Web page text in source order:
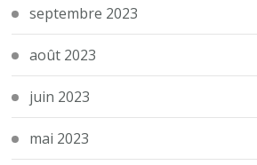
septembre 2023
août 2023
juin 2023
mai 2023